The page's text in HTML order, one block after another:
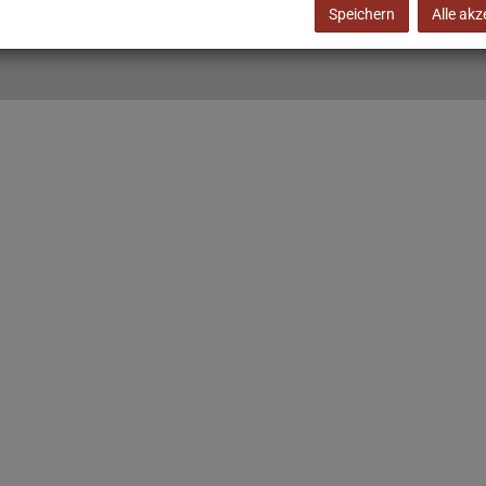
Speichern Alle